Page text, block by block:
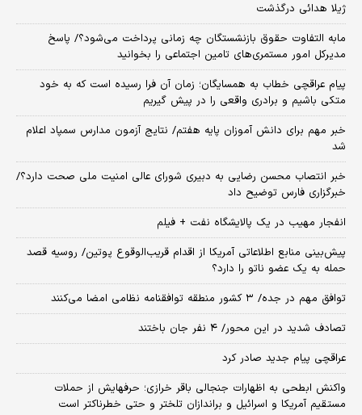
ژیلا هدائی درگذشت
مابه التفاوت حقوق بازنشستگان چه زمانی پرداخت می‌شود؟/ پاسخ
مدیرکل امور مستمری‌های تامین اجتماعی را بخوانید
پیام عراقچی خطاب به همسایگان؛ زمان آن فرا رسیده است که به خود
متکی باشیم و برادری واقعی را در پیش گیریم
خبر مهم برای دانش آموزان پایه هفتم/ نتایج آزمون مدارس سمپاد اعلام
شد
خبر انتصاب محسن رضایی به دبیری شورای عالی امنیت ملی صحت دارد؟/
خبرگزاری فارس توضیح داد
انفجار مهیب در یک پالایشگاه نفت + فیلم
پیش‌بینی منابع اطلاعاتی آمریکا از اقدام قریب‌الوقوع پوتین/ روسیه قصد
حمله به یک عضو ناتو را دارد؟
توافق مهم در جده/ ۳ کشور منطقه توافقنامه نظامی امضا می‌کنند
تصادف شدید در این محور/ ۴ نفر جان باختند
عراقچی پیام جدید صادر کرد
واکنش ابطحی به اظهارات جنجالی باقر خرازی؛ حرفهایش از حملات
مستقیم آمریکا و اسرائیل و براندازان تلختر و حتی خطرناکتر است